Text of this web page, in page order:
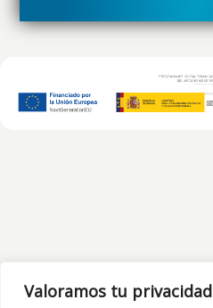
Valoramos tu privacidad